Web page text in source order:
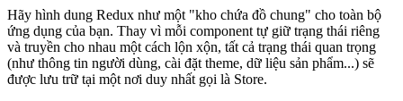
Hãy hình dung Redux như một "kho chứa đồ chung" cho toàn bộ
ứng dụng của bạn. Thay vì mỗi component tự giữ trạng thái riêng
và truyền cho nhau một cách lộn xộn, tất cả trạng thái quan trọng
(như thông tin người dùng, cài đặt theme, dữ liệu sản phẩm...) sẽ
được lưu trữ tại một nơi duy nhất gọi là Store.